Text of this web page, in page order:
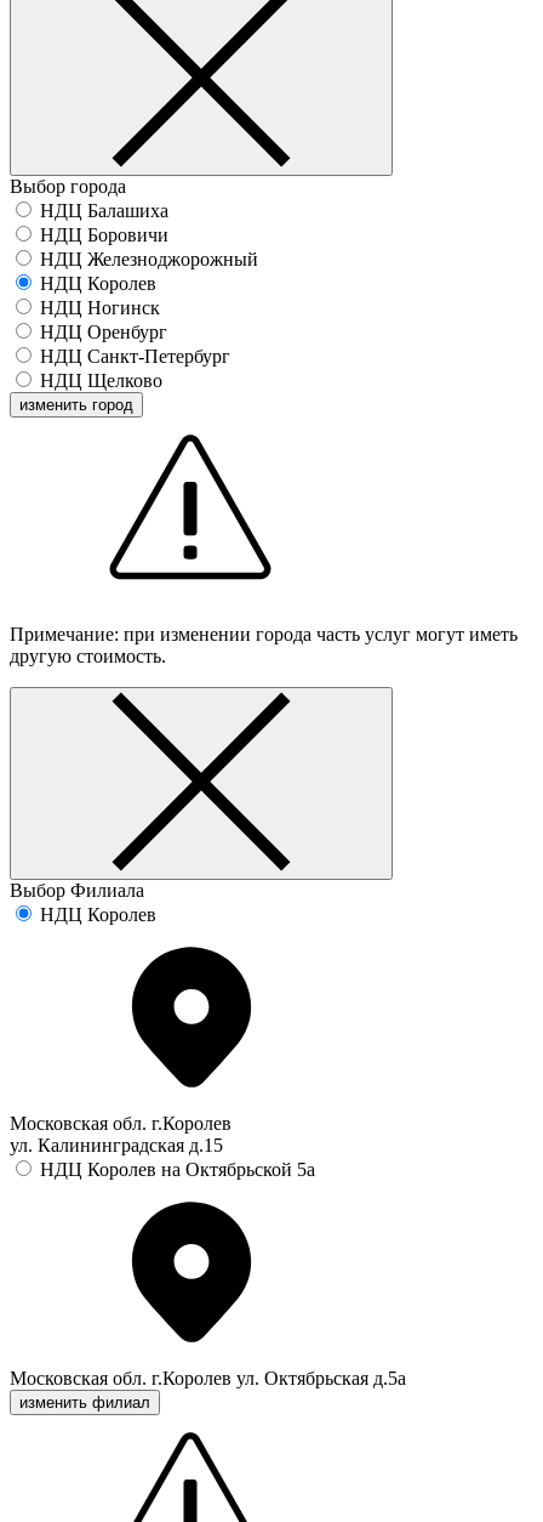
Выбор города
НДЦ Балашиха
НДЦ Боровичи
НДЦ Железноджорожный
НДЦ Королев
НДЦ Ногинск
НДЦ Оренбург
НДЦ Санкт-Петербург
НДЦ Щелково
изменить город
Примечание: при изменении города часть услуг могут иметь
другую стоимость.
Выбор Филиала
НДЦ Королев
Московская обл. г.Королев
ул. Калининградская д.15
НДЦ Королев на Октябрьской 5а
Московская обл. г.Королев ул. Октябрьская д.5а
изменить филиал